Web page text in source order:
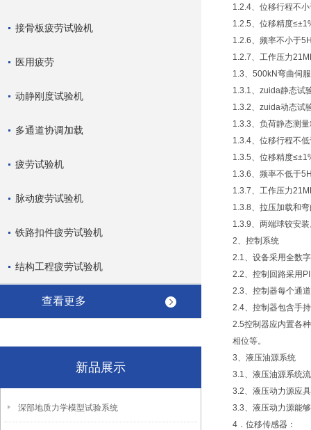
接骨板疲劳试验机
医用疲劳
动静刚度试验机
多通道协调加载
疲劳试验机
脉动疲劳试验机
铁路扣件疲劳试验机
结构工程疲劳试验机
查看更多
新品展示
深部地质力学模型试验系统
1.2.4、位移行程不
1.2.5、位移精度
1.2.6、频率不小于
1.2.7、工作压力
1.3、500kN弯曲伺
1.3.1、zuida静态试
1.3.2、zuida动态试
1.3.3、负荷静态测
1.3.4、位移行程不
1.3.5、位移精度
1.3.6、频率不低于
1.3.7、工作压力
1.3.8、拉压加载和
1.3.9、两端球铰安
2、控制系统
2.1、设备采用全数
2.2、控制回路采用
2.3、控制器每个通
2.4、控制器包含手
2.5控制器应内置各
相位等。
3、液压油源系统
3.1、液压油源系统
3.2、液压动力源应
3.3、液压动力源能
4．位移传感器：